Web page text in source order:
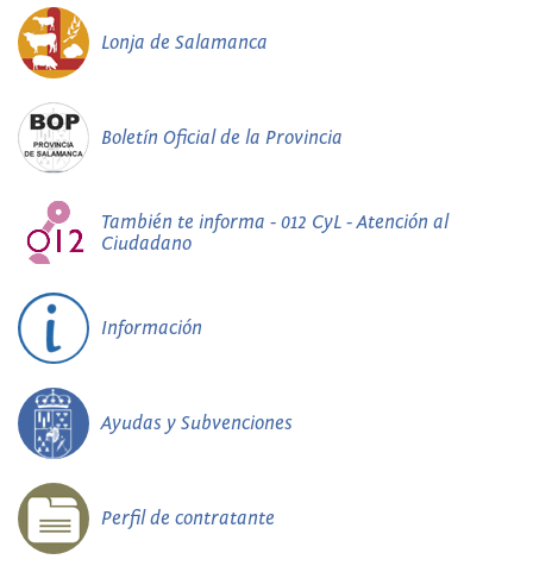
Lonja de Salamanca
Boletín Oficial de la Provincia
También te informa - 012 CyL - Atención al
Ciudadano
Información
Ayudas y Subvenciones
Perfil de contratante